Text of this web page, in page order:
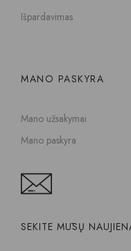
Išpardavimas
MANO PASKYRA
Mano užsakymai
Mano paskyra
SEKITE MŪSŲ